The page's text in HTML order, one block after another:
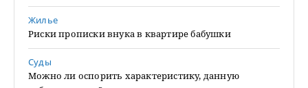
Жилье
Риски прописки внука в квартире бабушки
Суды
Можно ли оспорить характеристику, данную